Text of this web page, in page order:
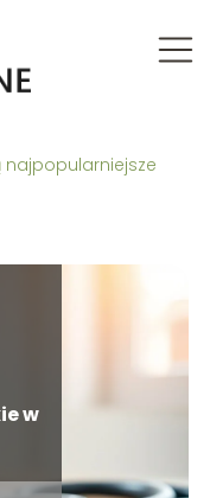
najpopularniejsze
w